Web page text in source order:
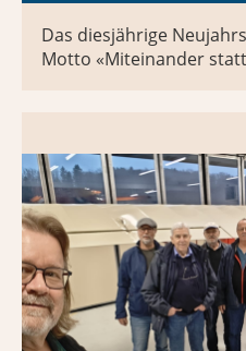
Das diesjährige
Motto «Miteinander